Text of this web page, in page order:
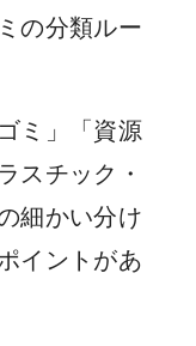
の分類ルー
ミ」「資源
スチック・
細かい分け
イントがあ